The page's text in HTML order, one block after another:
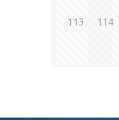
113 114